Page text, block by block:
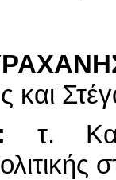
και
τ.